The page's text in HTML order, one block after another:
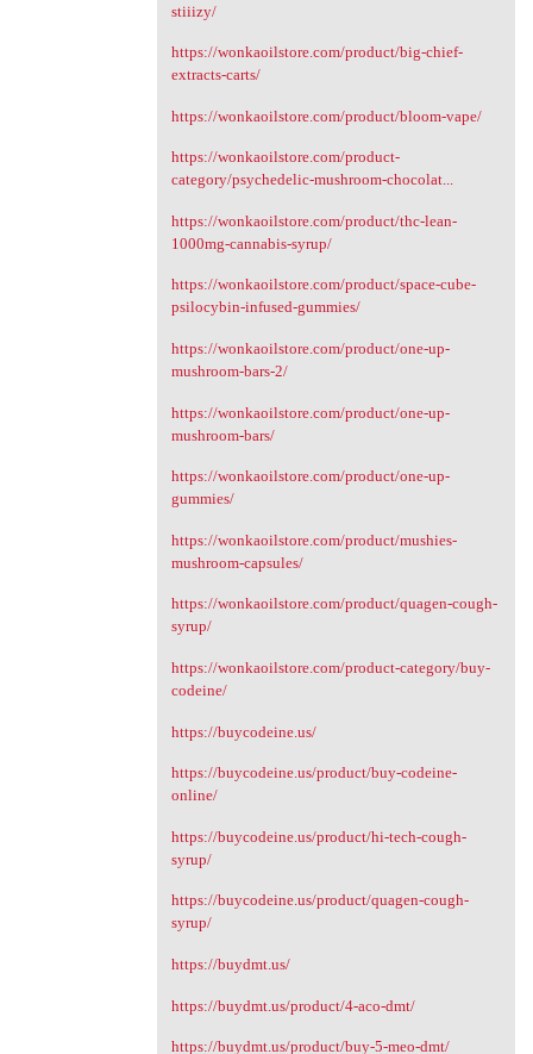
stiiizy/
https://wonkaoilstore.com/product/big-chief-
extracts-carts/
https://wonkaoilstore.com/product/bloom-vape/
https://wonkaoilstore.com/product-
category/psychedelic-mushroom-chocolat...
https://wonkaoilstore.com/product/thc-lean-
1000mg-cannabis-syrup/
https://wonkaoilstore.com/product/space-cube-
psilocybin-infused-gummies/
https://wonkaoilstore.com/product/one-up-
mushroom-bars-2/
https://wonkaoilstore.com/product/one-up-
mushroom-bars/
https://wonkaoilstore.com/product/one-up-
gummies/
https://wonkaoilstore.com/product/mushies-
mushroom-capsules/
https://wonkaoilstore.com/product/quagen-cough-
syrup/
https://wonkaoilstore.com/product-category/buy-
codeine/
https://buycodeine.us/
https://buycodeine.us/product/buy-codeine-
online/
https://buycodeine.us/product/hi-tech-cough-
syrup/
https://buycodeine.us/product/quagen-cough-
syrup/
https://buydmt.us/
https://buydmt.us/product/4-aco-dmt/
https://buydmt.us/product/buy-5-meo-dmt/